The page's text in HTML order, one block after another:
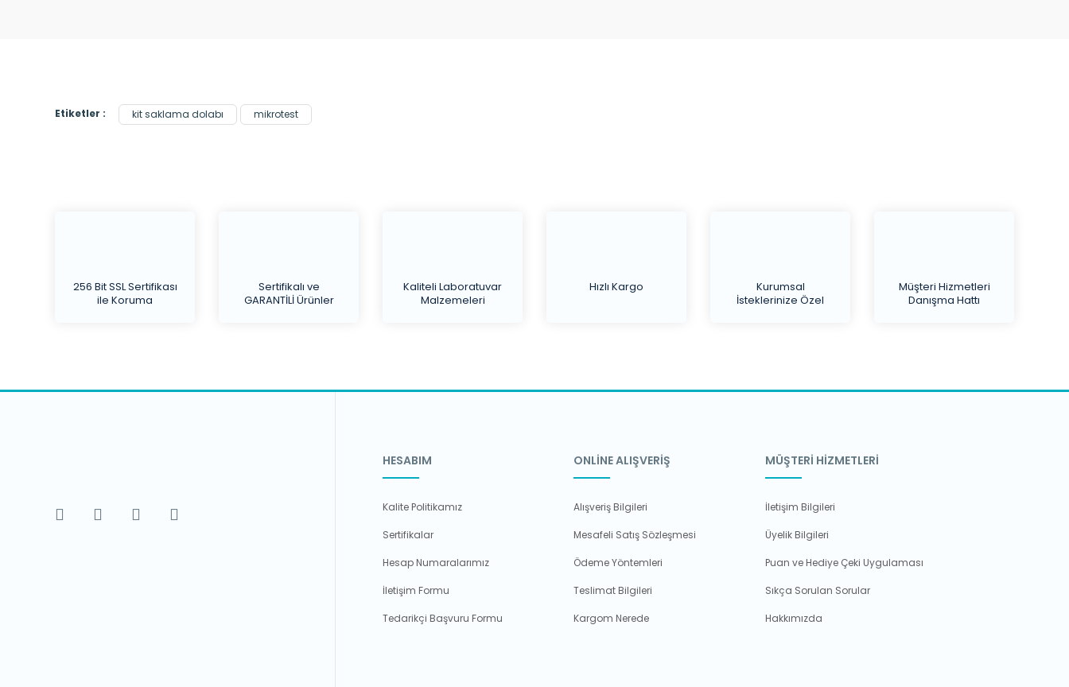
Etiketler : kit saklama dolabı mikrotest
256 Bit SSL Sertifikası
ile Koruma
Sertifikalı ve
GARANTİLİ Ürünler
Kaliteli Laboratuvar
Malzemeleri
Hızlı Kargo
Kurumsal
İsteklerinize Özel
Müşteri Hizmetleri
Danışma Hattı
HESABIM
Kalite Politikamız
Sertifikalar
Hesap Numaralarımız
İletişim Formu
Tedarikçi Başvuru Formu
ONLİNE ALIŞVERİŞ
Alışveriş Bilgileri
Mesafeli Satış Sözleşmesi
Ödeme Yöntemleri
Teslimat Bilgileri
Kargom Nerede
MÜŞTERİ HİZMETLERİ
İletişim Bilgileri
Üyelik Bilgileri
Puan ve Hediye Çeki Uygulaması
Sıkça Sorulan Sorular
Hakkımızda